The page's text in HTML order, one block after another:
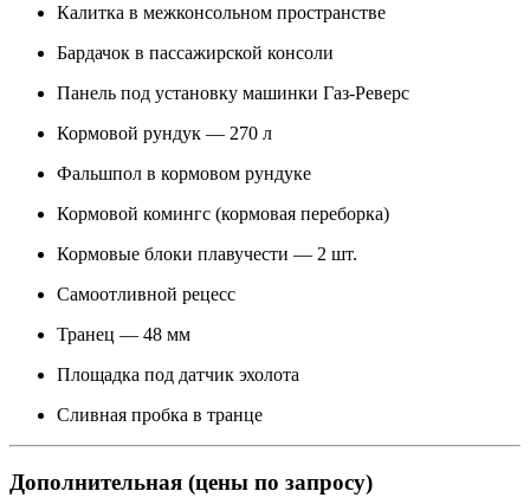
Калитка в межконсольном пространстве
Бардачок в пассажирской консоли
Панель под установку машинки Газ-Реверс
Кормовой рундук — 270 л
Фальшпол в кормовом рундуке
Кормовой комингс (кормовая переборка)
Кормовые блоки плавучести — 2 шт.
Самоотливной рецесс
Транец — 48 мм
Площадка под датчик эхолота
Сливная пробка в транце
Дополнительная (цены по запросу)